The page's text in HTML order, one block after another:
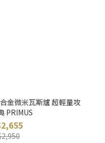
金微米瓦斯爐 超輕量攻
PRIMUS